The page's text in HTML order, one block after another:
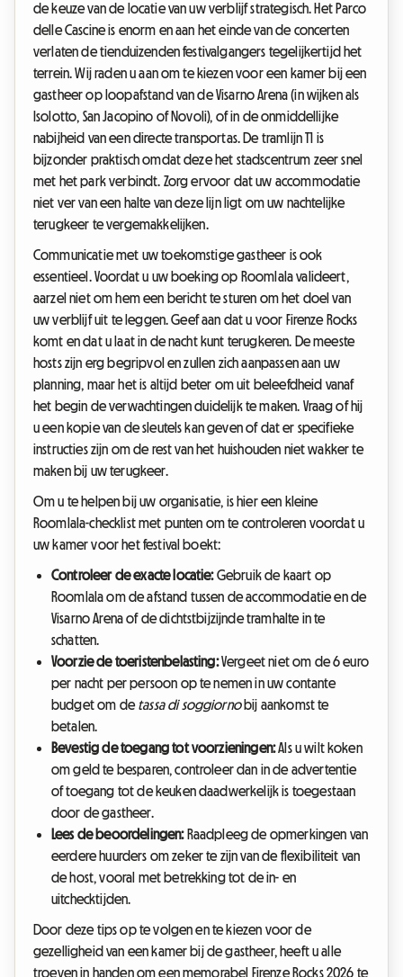
de keuze van de locatie van uw verblijf strategisch. Het Parco
delle Cascine is enorm en aan het einde van de concerten
verlaten de tienduizenden festivalgangers tegelijkertijd het
terrein. Wij raden u aan om te kiezen voor een kamer bij een
gastheer op loopafstand van de Visarno Arena (in wijken als
Isolotto, San Jacopino of Novoli), of in de onmiddellijke
nabijheid van een directe transportas. De tramlijn T1 is
bijzonder praktisch omdat deze het stadscentrum zeer snel
met het park verbindt. Zorg ervoor dat uw accommodatie
niet ver van een halte van deze lijn ligt om uw nachtelijke
terugkeer te vergemakkelijken.
Communicatie met uw toekomstige gastheer is ook
essentieel. Voordat u uw boeking op Roomlala valideert,
aarzel niet om hem een bericht te sturen om het doel van
uw verblijf uit te leggen. Geef aan dat u voor Firenze Rocks
komt en dat u laat in de nacht kunt terugkeren. De meeste
hosts zijn erg begripvol en zullen zich aanpassen aan uw
planning, maar het is altijd beter om uit beleefdheid vanaf
het begin de verwachtingen duidelijk te maken. Vraag of hij
u een kopie van de sleutels kan geven of dat er specifieke
instructies zijn om de rest van het huishouden niet wakker te
maken bij uw terugkeer.
Om u te helpen bij uw organisatie, is hier een kleine
Roomlala-checklist met punten om te controleren voordat u
uw kamer voor het festival boekt:
Controleer de exacte locatie:Gebruik de kaart op
Roomlala om de afstand tussen de accommodatie en de
Visarno Arena of de dichtstbijzijnde tramhalte in te
schatten.
Voorzie de toeristenbelasting:Vergeet niet om de 6 euro
per nacht per persoon op te nemen in uw contante
budget om detassa di soggiornobij aankomst te
betalen.
Bevestig de toegang tot voorzieningen:Als u wilt koken
om geld te besparen, controleer dan in de advertentie
of toegang tot de keuken daadwerkelijk is toegestaan
door de gastheer.
Lees de beoordelingen:Raadpleeg de opmerkingen van
eerdere huurders om zeker te zijn van de flexibiliteit van
de host, vooral met betrekking tot de in- en
uitchecktijden.
Door deze tips op te volgen en te kiezen voor de
gezelligheid van een kamer bij de gastheer, heeft u alle
troeven in handen om een memorabel Firenze Rocks 2026 te